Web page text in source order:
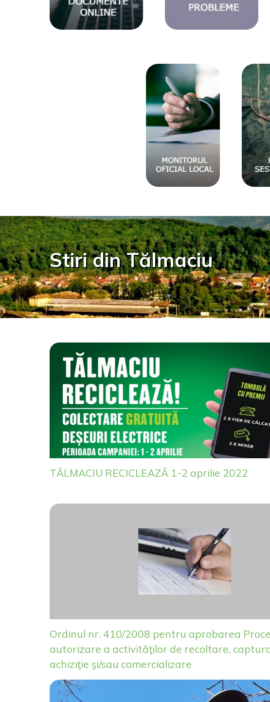
Stiri din Tălmaciu
TĂLMACIU RECICLEAZĂ 1-2 aprilie 2022
Ordinul nr. 410/2008 pentru aprobarea
autorizare a activităţilor de recoltare,
achiziţie şi/sau comercializare